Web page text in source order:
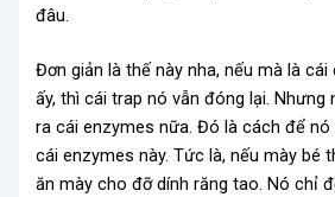
đâu.
Đơn giản là thế này nha, nếu mà là
ấy, thì cái trap nó vẫn đóng lại. Nhưng
ra cái enzymes nữa. Đó là cách để
cái enzymes này. Tức là, nếu mày bé
ăn mày cho đỡ dính răng tao. Nó chỉ